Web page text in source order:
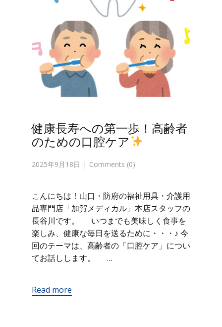
健康長寿への第一歩！高齢者
のための口腔ケア
2025年9月18日 Comments (0)
こんにちは！山口・防府の福祉用具・介護用
品専門店「加賀メディカル」本店スタッフの
長谷川です。 いつまでも美味しく食事を
楽しみ、健康な毎日を送るために・・・♪ 今
回のテーマは、高齢者の「口腔ケア」につい
てお話しします。 …
Read more